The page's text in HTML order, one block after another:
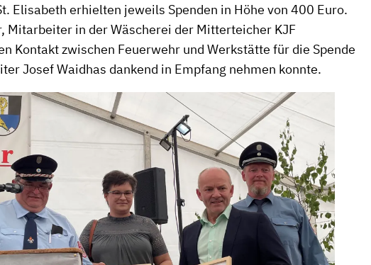
Elisabeth erhielten jeweils Spenden in Höhe von 400 Euro.
Mitarbeiter in der Wäscherei der Mitterteicher KJF
Kontakt zwischen Feuerwehr und Werkstätte für die Spende
Josef Waidhas dankend in Empfang nehmen konnte.